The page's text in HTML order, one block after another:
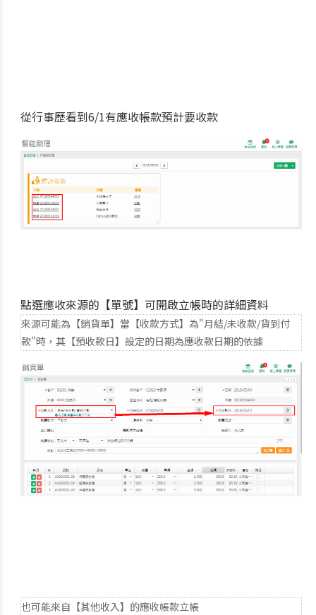
從行事歷看到6/1有應收帳款預計要收款
點選應收來源的【單號】可開啟立帳時的詳細資料
來源可能為【銷貨單】當【收款方式】為"月結/未收款/貨到付
款"時，其【預收款日】設定的日期為應收款日期的依據
也可能來自【其他收入】的應收帳款立帳